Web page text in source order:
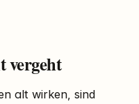
vergeht
alt wirken, sind